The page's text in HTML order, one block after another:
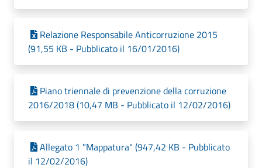
Relazione Responsabile Anticorruzione 2015
(91,55 KB - Pubblicato il 16/01/2016)
Piano triennale di prevenzione della corruzione
2016/2018 (10,47 MB - Pubblicato il 12/02/2016)
Allegato 1 "Mappatura" (947,42 KB - Pubblicato
il 12/02/2016)